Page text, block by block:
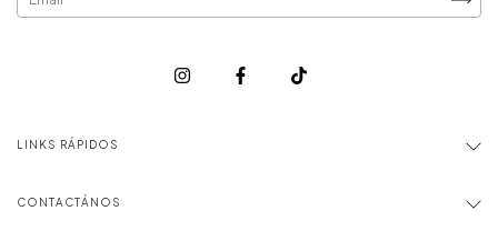
LINKS RÁPIDOS
CONTACTÁNOS